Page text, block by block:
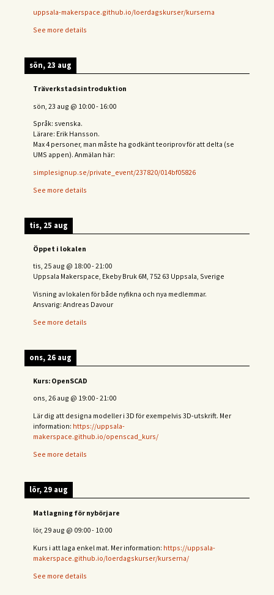
uppsala-makerspace.github.io/loerdagskurser/kurserna
See more details
sön, 23 aug
Träverkstadsintroduktion
sön, 23 aug @ 10:00- 16:00
Språk: svenska.
Lärare: Erik Hansson.
Max 4 personer, man måste ha godkänt teoriprov för att delta (se
UMS appen). Anmälan här:
simplesignup.se/private_event/237820/014bf05826
See more details
tis, 25 aug
Öppet i lokalen
tis, 25 aug @ 18:00-21:00
Uppsala Makerspace, Ekeby Bruk 6M, 752 63 Uppsala, Sverige
Visning av lokalen för både nyfikna och nya medlemmar.
Ansvarig: Andreas Davour
See more details
ons, 26 aug
Kurs: OpenSCAD
ons, 26 aug @ 19:00-21:00
Lär dig att designa modeller i 3D för exempelvis 3D-utskrift. Mer
information: https://uppsala-
makerspace.github.io/openscad_kurs/
See more details
lör, 29 aug
Matlagning för nybörjare
lör, 29 aug @ 09:00- 10:00
Kurs i att laga enkel mat. Mer information: https://uppsala-
makerspace.github.io/loerdagskurser/kurserna/
See more details